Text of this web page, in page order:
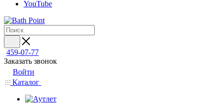
YouTube
459-07-77
Заказать звонок
Войти
Каталог